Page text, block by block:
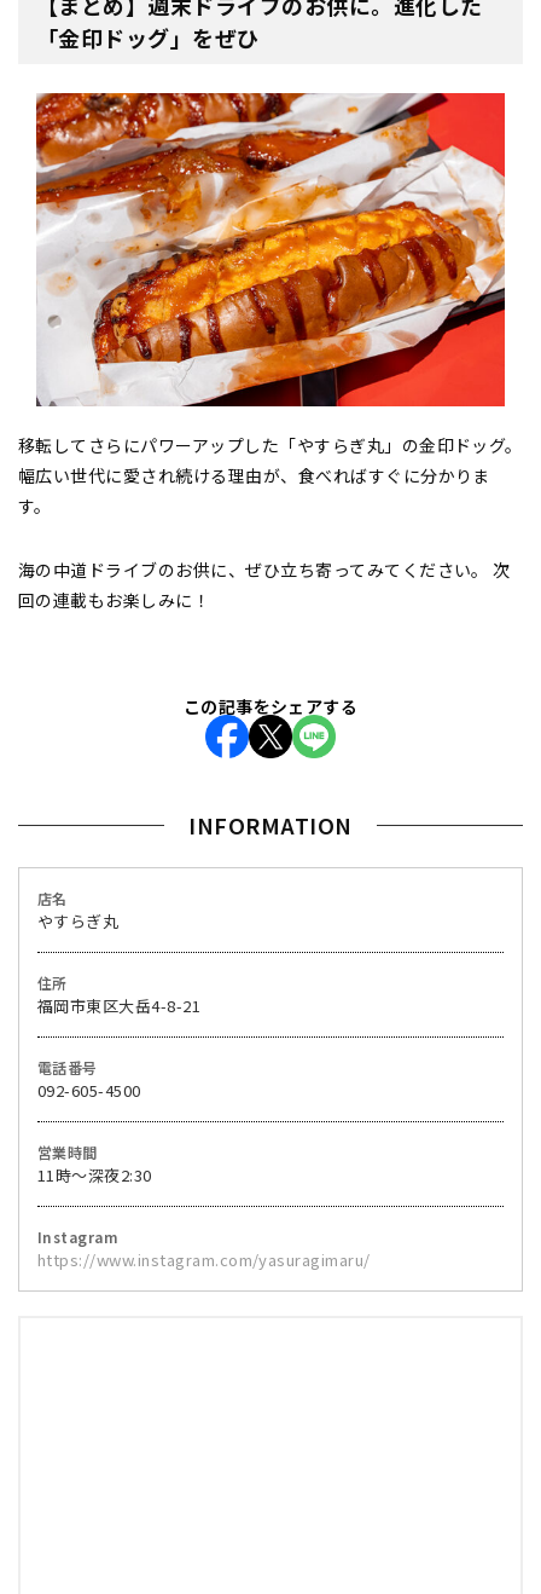
「金印ドッグ」をぜひ
移転してさらにパワーアップした「やすらぎ丸」の金印ドッグ。
幅広い世代に愛され続ける理由が、食べればすぐに分かりま
す。
海の中道ドライブのお供に、ぜひ立ち寄ってみてください。 次
回の連載もお楽しみに！
この記事をシェアする
INFORMATION
店名
やすらぎ丸
住所
福岡市東区大岳4-8-21
電話番号
092-605-4500
営業時間
11時～深夜2:30
Instagram
https://www.instagram.com/yasuragimaru/